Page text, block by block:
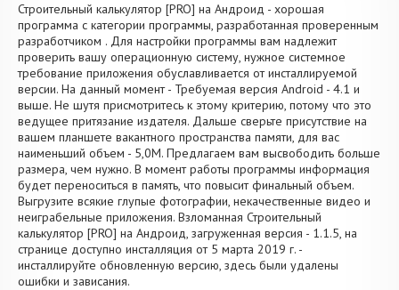
Строительный калькулятор [PRO] на Андроид - хорошая
программа с категории программы, разработанная проверенным
разработчиком . Для настройки программы вам надлежит
проверить вашу операционную систему, нужное системное
требование приложения обуславливается от инсталлируемой
версии. На данный момент - Требуемая версия Android - 4.1 и
выше. Не шутя присмотритесь к этому критерию, потому что это
ведущее притязание издателя. Дальше сверьте присутствие на
вашем планшете вакантного пространства памяти, для вас
наименьший объем - 5,0M. Предлагаем вам высвободить больше
размера, чем нужно. В момент работы программы информация
будет переноситься в память, что повысит финальный объем.
Выгрузите всякие глупые фотографии, некачественные видео и
неиграбельные приложения. Взломанная Строительный
калькулятор [PRO] на Андроид, загруженная версия - 1.1.5, на
странице доступно инсталляция от 5 марта 2019 г. -
инсталлируйте обновленную версию, здесь были удалены
ошибки и зависания.